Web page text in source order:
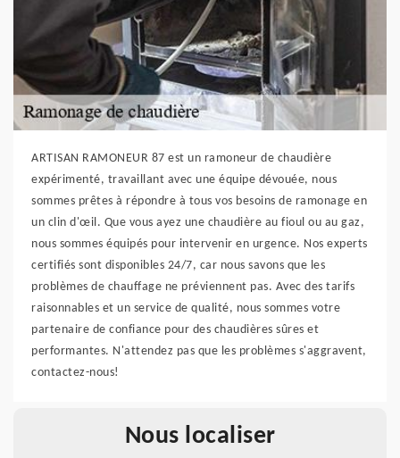
ARTISAN RAMONEUR 87 est un ramoneur de chaudière
expérimenté, travaillant avec une équipe dévouée, nous
sommes prêtes à répondre à tous vos besoins de ramonage en
un clin d'œil. Que vous ayez une chaudière au fioul ou au gaz,
nous sommes équipés pour intervenir en urgence. Nos experts
certifiés sont disponibles 24/7, car nous savons que les
problèmes de chauffage ne préviennent pas. Avec des tarifs
raisonnables et un service de qualité, nous sommes votre
partenaire de confiance pour des chaudières sûres et
performantes. N'attendez pas que les problèmes s'aggravent,
contactez-nous!
Nous localiser